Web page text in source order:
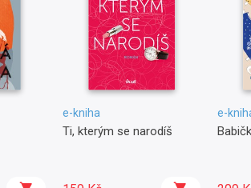
e-kniha
Ti, kterým se narodíš
e-